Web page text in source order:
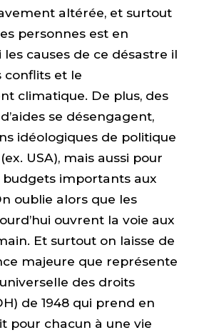
altérée, et surtout
personnes est en
causes de ce désastre il
conflits et le
climatique. De plus, des
se désengagent,
idéologiques de politique
USA), mais aussi pour
budgets importants aux
oublie alors que les
ouvrent la voie aux
Et surtout on laisse de
majeure que représente
des droits
de 1948 qui prend en
pour chacun à une vie